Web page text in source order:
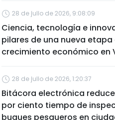
28 de julio de 2026, 9:08:09
Ciencia, tecnología e
pilares de una nueva etapa
crecimiento económico en
28 de julio de 2026, 1:20:37
Bitácora electrónica
por ciento tiempo de
buques pesqueros en